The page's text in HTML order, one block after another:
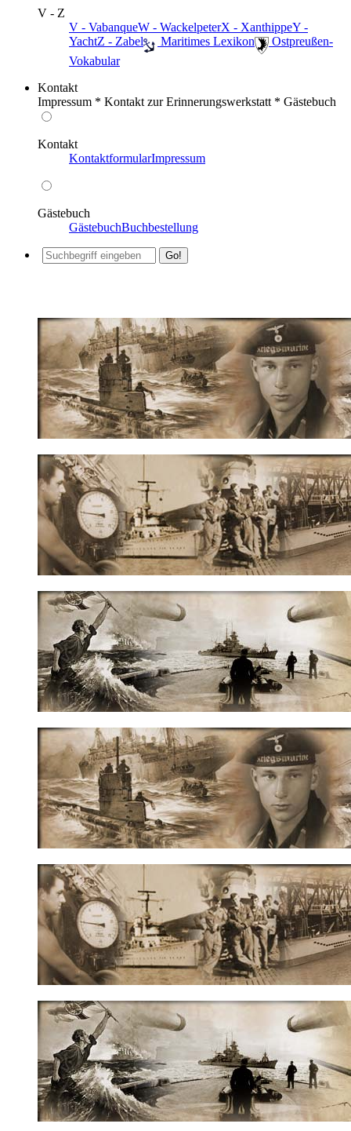
V - Z
V - VabanqueW - WackelpeterX - XanthippeY -
YachtZ - Zabel ️ Maritimes Lexikon
️ Ostpreußen-
Vokabular
Kontakt
Impressum * Kontakt zur Erinnerungswerkstatt * Gästebuch
Kontakt
KontaktformularImpressum
Gästebuch
GästebuchBuchbestellung